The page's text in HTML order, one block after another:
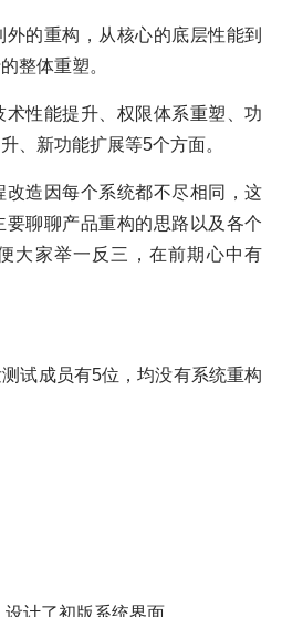
的重构，从核心的底层性能到
整体重塑。
术性能提升、权限体系重塑、功
、新功能扩展等5个方面。
造因每个系统都不尽相同，这
聊聊产品重构的思路以及各个
大家举一反三，在前期心中有
试成员有5位，均没有系统重构
计了初版系统界面。